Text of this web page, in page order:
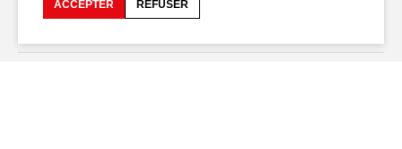
Spectacles en tournée
ACCEPTER REFUSER